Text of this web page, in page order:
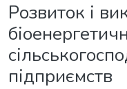
Розвиток і
підприємств